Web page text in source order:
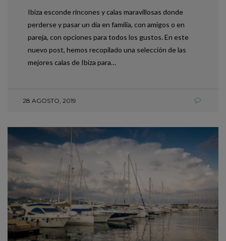
Ibiza esconde rincones y calas maravillosas donde
perderse y pasar un día en familia, con amigos o en
pareja, con opciones para todos los gustos. En este
nuevo post, hemos recopilado una selección de las
mejores calas de Ibiza para…
28 AGOSTO, 2019